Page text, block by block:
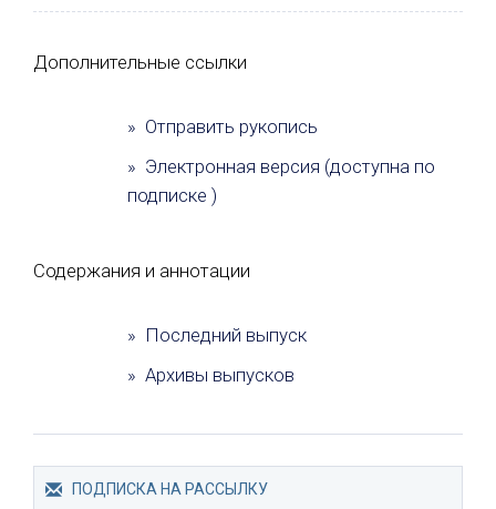
Дополнительные ссылки
» Отправить рукопись
» Электронная версия (доступна по
подписке )
Содержания и аннотации
» Последний выпуск
» Архивы выпусков
ПОДПИСКА НА РАССЫЛКУ